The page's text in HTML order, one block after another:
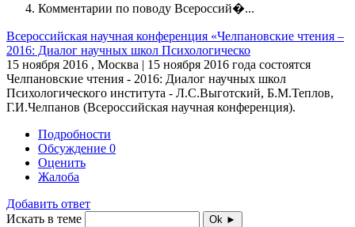
Комментарии по поводу Всероссий�...
Всероссийская научная конференция «Челпановские чтения –
2016: Диалог научных школ Психологическо
15 ноября 2016 , Москва | 15 ноября 2016 года состоятся
Челпановские чтения - 2016: Диалог научных школ
Психологического института - Л.С.Выготский, Б.М.Теплов,
Г.И.Челпанов (Всероссийская научная конференция).
Подробности
Обсуждение 0
Оценить
Жалоба
Добавить ответ
Искать в теме
Ok ►